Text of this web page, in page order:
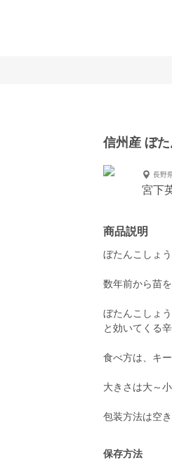
信州産 ぼ
長野
宮下
商品説明
ぼたんこしょ
数年前から苗
ぼたんこしょ
と効いてくる
食べ方は、キ
大きさは大～
包装方法は空
保存方法